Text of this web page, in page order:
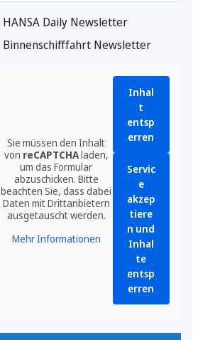
HANSA Daily Newsletter
Binnenschifffahrt Newsletter
Sie müssen den Inhalt
von reCAPTCHAladen,
um das Formular
abzuschicken. Bitte
beachten Sie, dass dabei
Daten mit Drittanbietern
ausgetauscht werden.
Mehr Informationen
Inhal
t
entsp
erren
Servic
e
akzep
tiere
n und
Inhal
te
entsp
erren